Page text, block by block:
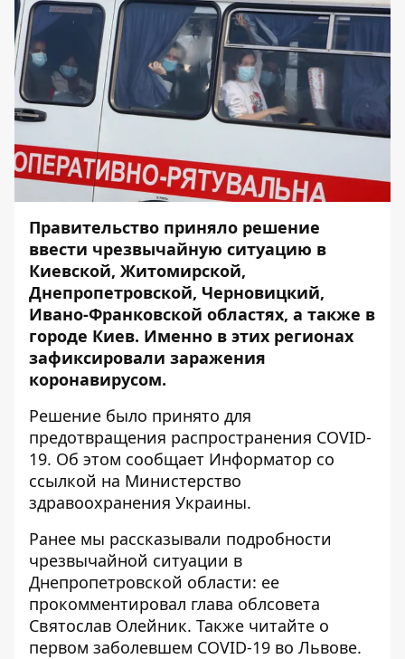
Правительство приняло решение
ввести чрезвычайную ситуацию в
Киевской, Житомирской,
Днепропетровской, Черновицкий,
Ивано-Франковской областях, а также в
городе Киев. Именно в этих регионах
зафиксировали заражения
коронавирусом.
Решение было принято для
предотвращения распространения COVID-
19. Об этом сообщает Информатор со
ссылкой на Министерство
здравоохранения Украины.
Ранее мы рассказывали подробности
чрезвычайной ситуации в
Днепропетровской области: ее
прокомментировал глава облсовета
Святослав Олейник. Также читайте о
первом заболевшем COVID-19 во Львове.